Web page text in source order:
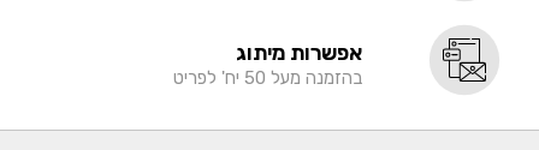
אפשרות מיתוג
בהזמנה מעל 50 יח' לפריט